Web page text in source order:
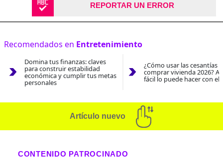
REPORTAR UN ERROR
Recomendados en Entretenimiento
Domina tus finanzas: claves
para construir estabilidad
económica y cumplir tus metas
personales
¿Cómo usar las cesantías
comprar vivienda 2026?
fácil lo puede hacer con el
Artículo nuevo
CONTENIDO PATROCINADO